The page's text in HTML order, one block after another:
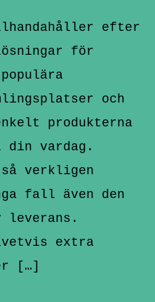
efter
för
och
produkterna
vardag.
verkligen
fall även den
extra
[…]